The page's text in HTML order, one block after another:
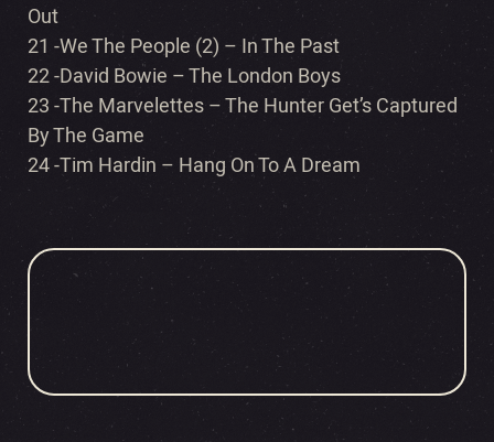
Out
21 -We The People (2) – In The Past
22 -David Bowie – The London Boys
23 -The Marvelettes – The Hunter Get’s Captured
By The Game
24 -Tim Hardin – Hang On To A Dream